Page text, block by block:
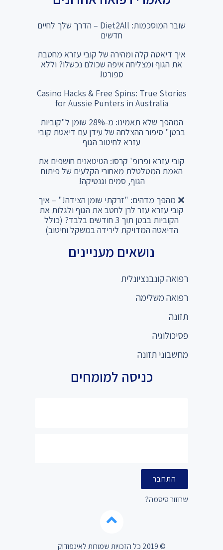
שובר המוסכמות: Diet2All – הדרך שלך לחיים
חדשים
איך דיאטה קלה ומהירה של קובי עזרא מחטבת
את הגוף ומצליחה איפה שכולם נכשלו? וללא
ספורט!
Casino Hacks & Free Spins: True Stories
for Aussie Punters in Australia
המהפך שלא תאמינו: מ-28% שומן ל"קוביות
בבטן" סיפור ההצלחה של עידן עם דיאטת קובי
עזרא לחיטוב הגוף
קובי עזרא ופרופ' קרסו: הטיטאנים חושפים את
האמת המטלטלת מאחורי הקלעים של פיתוח
הגוף, סמים וגנטיקה!
❌ מהפך מדהים: "זרקתי שומן הצידה!" – איך
קובי עזרא עזר לרן לחטב את הגוף ולגלות את
הקוביות בבטן תוך 3 חודשים בלבד? (כולל
הדיאטה המדויקת לירידה במשקל וחיטוב)
נושאים מעניינים
רפואה קונבנציונלית
רפואה משלימה
תזונה
פסיכולוגיה
מחשבוני תזונה
כניסה למומחים
התחבר
שחזור סיסמה?
© 2019 כל הזכויות שמורות לאינפודוק